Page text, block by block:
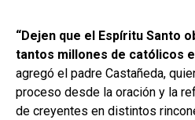
“Dejen que el Espíritu Santo
tantos millones de católicos
agregó el padre Castañeda,
proceso desde la oración y la
de creyentes en distintos